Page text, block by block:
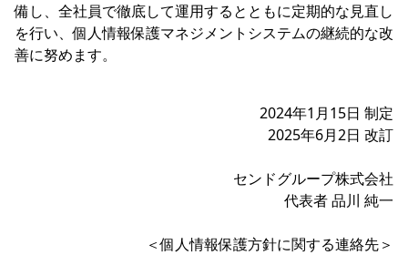
備し、全社員で徹底して運用するとともに定期的な見直し
を行い、個人情報保護マネジメントシステムの継続的な改
善に努めます。
2024年1月15日 制定
2025年6月2日 改訂
センドグループ株式会社
代表者 品川 純一
＜個人情報保護方針に関する連絡先＞